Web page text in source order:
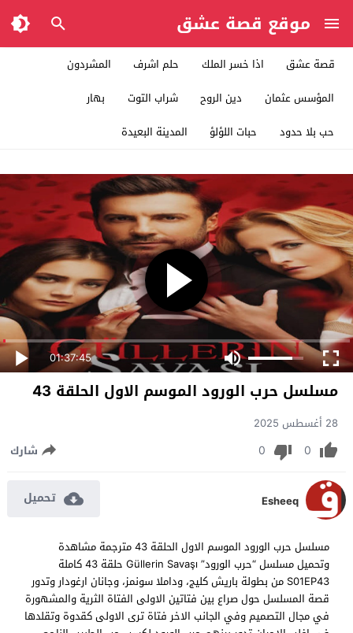
موقع قصة عشق
قصة عشق اذا خسر الملك حلم اشرف
المشردون
المؤسس عثمان
دين الروح شراب التوت
بهار
حب بلا حدود
حبات اللؤلؤ المدينة البعيدة
01:37:45
مسلسل حرب الورود الموسم الاول الحلقة 43
28 أغسطس 2025
0
0 شارك
Esheeq تحميل
مسلسل حرب الورود الموسم الاول الحلقة 43 مترجمة مشاهدة
وتحميل مسلسل “حرب الورود” Güllerin Savaşı حلقة 43 كاملة
S01EP43 من بطولة باريش كليج، وداملا سونمز، وجانان ارغودار وتدور
قصة المسلسل حول صراع بين فتاتين الاولى الفتاة الثرية والمشهورة
في مجال التصميم وفي الجانب الاخر فتاة ترى الاولى كقدوة وتقلدها